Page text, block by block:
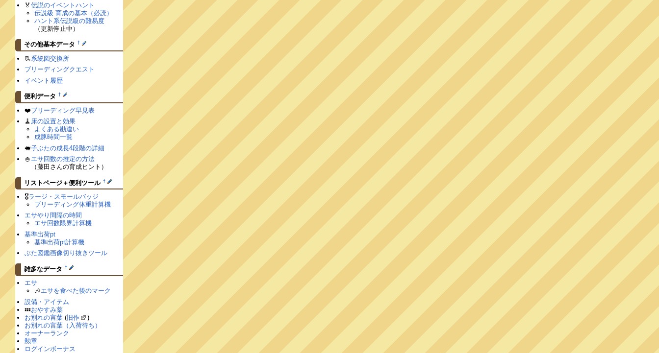
🏅伝説のイベントハント
伝説級 育成の基本（必読）
ハント系伝説級の難易度
（更新停止中）
その他基本データ †
📃系統図交換所
ブリーディングクエスト
イベント履歴
便利データ †
❤️ブリーディング早見表
🧹 床の設置と効果
よくある勘違い
成豚時間一覧
🐖子ぶたの成長4段階の詳細
🍚 エサ回数の推定の方法
（藤田さんの育成ヒント）
リストページ＋便利ツール †
🎖ラージ・スモールバッジ
ブリーディング体重計算機
エサやり間隔の時間
エサ回数限界計算機
基準出荷pt
基準出荷pt計算機
ぶた図鑑画像切り抜きツール
雑多なデータ †
エサ
🎶エサを食べた後のマーク
設備・アイテム
💤おやすみ薬
お別れの言葉 (旧作
)
お別れの言葉（入荷待ち）
オーナーランク
勲章
ログインボーナス